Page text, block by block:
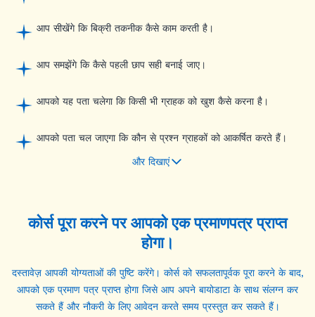
आप सीखेंगे कि बिक्री तकनीक कैसे काम करती है।
आप समझेंगे कि कैसे पहली छाप सही बनाई जाए।
आपको यह पता चलेगा कि किसी भी ग्राहक को खुश कैसे करना है।
आपको पता चल जाएगा कि कौन से प्रश्न ग्राहकों को आकर्षित करते हैं।
और दिखाएं
कोर्स पूरा करने पर आपको एकप्रमाणपत्रप्राप्त
होगा।
दस्तावेज़ आपकी योग्यताओं की पुष्टि करेंगे। कोर्स को सफलतापूर्वक पूरा करने के बाद,
आपको एक प्रमाण पत्र प्राप्त होगा जिसे आप अपने बायोडाटा के साथ संलग्न कर
सकते हैं और नौकरी के लिए आवेदन करते समय प्रस्तुत कर सकते हैं।